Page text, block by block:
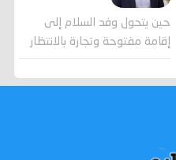
حين يتحول وفد السلام إلى
إقامة مفتوحة وتجارة بالانتظار